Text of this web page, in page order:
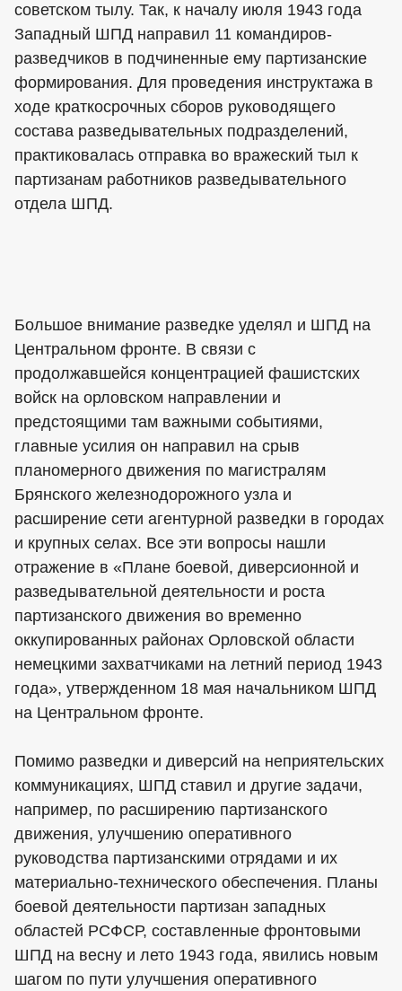
советском тылу. Так, к началу июля 1943 года
Западный ШПД направил 11 командиров-
разведчиков в подчиненные ему партизанские
формирования. Для проведения инструктажа в
ходе краткосрочных сборов руководящего
состава разведывательных подразделений,
практиковалась отправка во вражеский тыл к
партизанам работников разведывательного
отдела ШПД.
Большое внимание разведке уделял и ШПД на
Центральном фронте. В связи с
продолжавшейся концентрацией фашистских
войск на орловском направлении и
предстоящими там важными событиями,
главные усилия он направил на срыв
планомерного движения по магистралям
Брянского железнодорожного узла и
расширение сети агентурной разведки в городах
и крупных селах. Все эти вопросы нашли
отражение в «Плане боевой, диверсионной и
разведывательной деятельности и роста
партизанского движения во временно
оккупированных районах Орловской области
немецкими захватчиками на летний период 1943
года», утвержденном 18 мая начальником ШПД
на Центральном фронте.
Помимо разведки и диверсий на неприятельских
коммуникациях, ШПД ставил и другие задачи,
например, по расширению партизанского
движения, улучшению оперативного
руководства партизанскими отрядами и их
материально-технического обеспечения. Планы
боевой деятельности партизан западных
областей РСФСР, составленные фронтовыми
ШПД на весну и лето 1943 года, явились новым
шагом по пути улучшения оперативного